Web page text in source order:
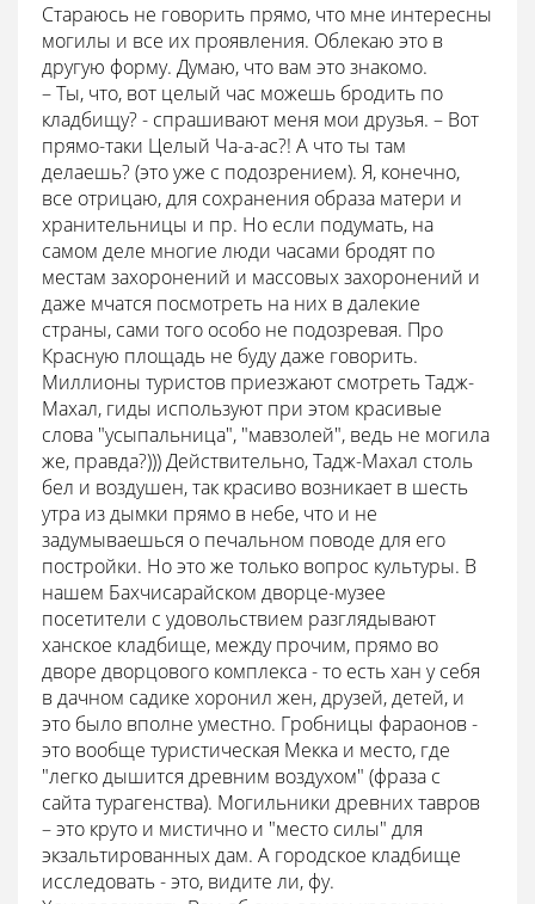
Стараюсь не говорить прямо, что мне интересны
могилы и все их проявления. Облекаю это в
другую форму. Думаю, что вам это знакомо.
– Ты, что, вот целый час можешь бродить по
кладбищу? - спрашивают меня мои друзья. – Вот
прямо-таки Целый Ча-а-ас?! А что ты там
делаешь? (это уже с подозрением). Я, конечно,
все отрицаю, для сохранения образа матери и
хранительницы и пр. Но если подумать, на
самом деле многие люди часами бродят по
местам захоронений и массовых захоронений и
даже мчатся посмотреть на них в далекие
страны, сами того особо не подозревая. Про
Красную площадь не буду даже говорить.
Миллионы туристов приезжают смотреть Тадж-
Махал, гиды используют при этом красивые
слова "усыпальница", "мавзолей", ведь не могила
же, правда?))) Действительно, Тадж-Махал столь
бел и воздушен, так красиво возникает в шесть
утра из дымки прямо в небе, что и не
задумываешься о печальном поводе для его
постройки. Но это же только вопрос культуры. В
нашем Бахчисарайском дворце-музее
посетители с удовольствием разглядывают
ханское кладбище, между прочим, прямо во
дворе дворцового комплекса - то есть хан у себя
в дачном садике хоронил жен, друзей, детей, и
это было вполне уместно. Гробницы фараонов -
это вообще туристическая Мекка и место, где
"легко дышится древним воздухом" (фраза с
сайта турагенства). Могильники древних тавров
– это круто и мистично и "место силы" для
экзальтированных дам. А городское кладбище
исследовать - это, видите ли, фу.